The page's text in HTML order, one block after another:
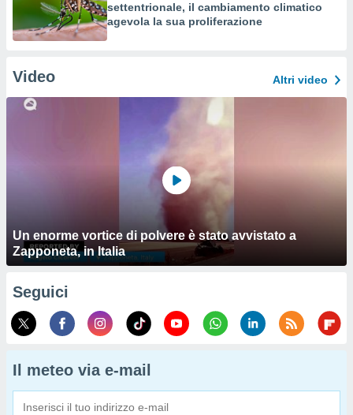
settentrionale, il cambiamento climatico
agevola la sua proliferazione
Video Altri video
Un enorme vortice di polvere è stato avvistato a
Zapponeta, in Italia
Seguici
Il meteo via e-mail